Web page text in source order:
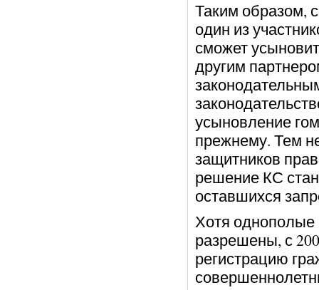
Таким образом,
один из
сможет
другим
усыновление
прежнему. Тем
защитников
решение КС
оставшихся
Хотя однополые
разрешены, с
регистрацию